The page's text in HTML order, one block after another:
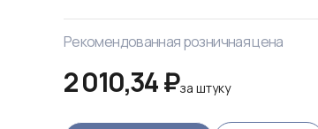
Рекомендованная розничная цена
2 010,34 ₽за штуку